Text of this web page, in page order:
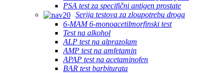
PSA test za specifični antigen prostate
Serija testova za zloupotrebu droga
6-MAM 6-monoacetilmorfinski test
Test na alkohol
ALP test na alprazolam
AMP test na amfetamin
APAP test na acetaminofen
BAR test barbiturata